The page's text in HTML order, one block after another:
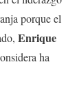
porque el
Enrique
ha